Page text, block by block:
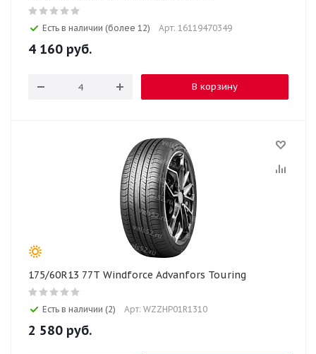
Есть в наличии (более 12) Арт: 16119470349
4 160 руб.
В корзину
175/60R13 77T Windforce Advanfors Touring
Есть в наличии (2) Арт: WZZHP01R1310
2 580 руб.